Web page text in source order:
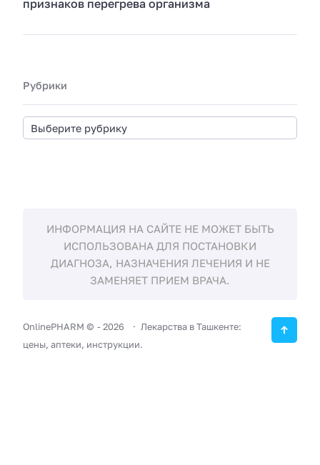
признаков перегрева организма
Рубрики
ИНФОРМАЦИЯ НА САЙТЕ НЕ МОЖЕТ БЫТЬ
ИСПОЛЬЗОВАНА ДЛЯ ПОСТАНОВКИ
ДИАГНОЗА, НАЗНАЧЕНИЯ ЛЕЧЕНИЯ И НЕ
ЗАМЕНЯЕТ ПРИЕМ ВРАЧА.
OnlinePHARM © -2026
Лекарства в Ташкенте:
цены, аптеки, инструкции.